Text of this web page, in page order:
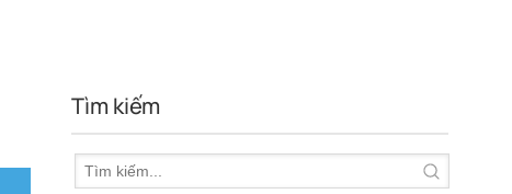
Tìm kiếm